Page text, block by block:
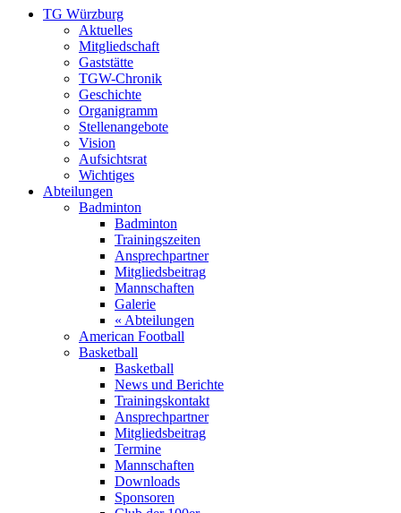
TG Würzburg
Aktuelles
Mitgliedschaft
Gaststätte
TGW-Chronik
Geschichte
Organigramm
Stellenangebote
Vision
Aufsichtsrat
Wichtiges
Abteilungen
Badminton
Badminton
Trainingszeiten
Ansprechpartner
Mitgliedsbeitrag
Mannschaften
Galerie
« Abteilungen
American Football
Basketball
Basketball
News und Berichte
Trainingskontakt
Ansprechpartner
Mitgliedsbeitrag
Termine
Mannschaften
Downloads
Sponsoren